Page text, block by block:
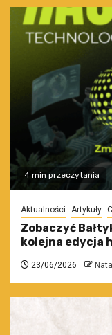
4 min przeczytania
Aktualności Artykuły
Zobaczyć
kolejna edycja
23/06/2026